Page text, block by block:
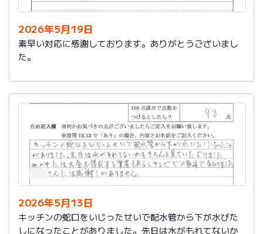
2026年5月19日
素早い対応に感謝しております。ありがとうございまし
た。
2026年5月13日
キッチンの蛇口をいじったせいで配水管から下が水びた
しになったことがありました。先日は水がもれてないか